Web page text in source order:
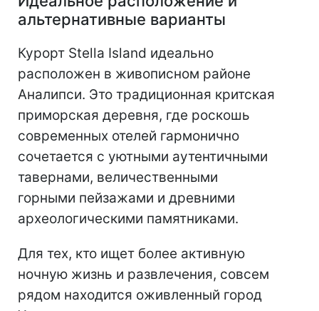
альтернативные варианты
Курорт Stella Island идеально
расположен в живописном районе
Аналипси. Это традиционная критская
приморская деревня, где роскошь
современных отелей гармонично
сочетается с уютными аутентичными
тавернами, величественными
горными пейзажами и древними
археологическими памятниками.
Для тех, кто ищет более активную
ночную жизнь и развлечения, совсем
рядом находится оживленный город